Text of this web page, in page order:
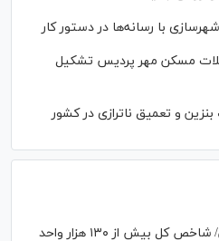
با رسانه‌ها در دستور کار
مسکن مهر پردیس تشکیل
و تعمیق ناترازی در کشور
تداوم روند صعودی بورس/ شاخص کل بیش از ۱۳۰ هزار واحد